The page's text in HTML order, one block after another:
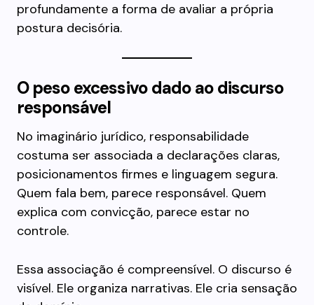
profundamente a forma de avaliar a própria
postura decisória.
O peso excessivo dado ao discurso
responsável
No imaginário jurídico, responsabilidade
costuma ser associada a declarações claras,
posicionamentos firmes e linguagem segura.
Quem fala bem, parece responsável. Quem
explica com convicção, parece estar no
controle.
Essa associação é compreensível. O discurso é
visível. Ele organiza narrativas. Ele cria sensação